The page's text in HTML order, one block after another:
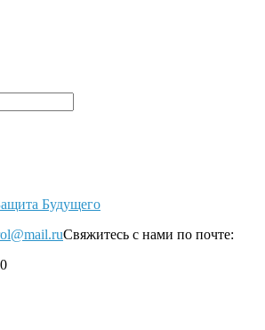
Будущего
Свяжитесь с нами по почте: